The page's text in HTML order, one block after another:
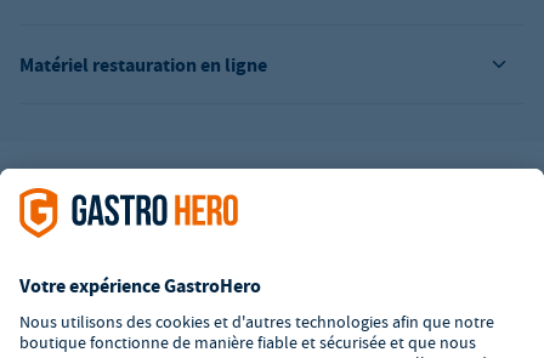
Matériel restauration en ligne
L’offre de la société GastroHero est exclusivement destinée aux
entreprises. Tous les prix sont des prix unitaires nets majorés de
Certaines méthodes de paiement peuvent entraîner des frais
supplémentaires.
² PVC : Prix de Vente Conseillé par le fabricant